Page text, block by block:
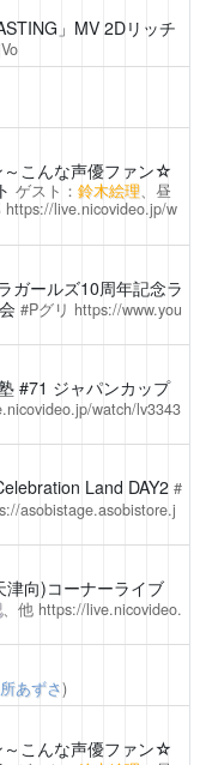
」MV 2Dリッチ
こんな声優ファン☆
ゲスト： 鈴木絵理、昼
https://live.nicovideo.jp/w
ガールズ10周年記念ラ
#Pグリ https://www.you
#71 ジャパンカップ
watch/lv3343
Land DAY2 #
asobistage.asobistore.j
向)コーナーライブ
、他 https://live.nicovideo.
あずさ)
こんな声優ファン☆